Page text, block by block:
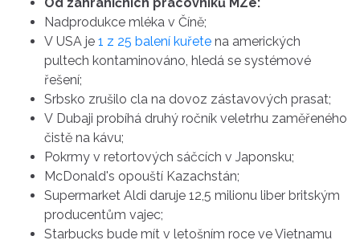
Nadprodukce mléka v Číně;
V USA je 1 z 25 balení kuřete na amerických
pultech kontaminováno, hledá se systémové
řešení;
Srbsko zrušilo cla na dovoz zástavových prasat;
V Dubaji probíhá druhý ročník veletrhu zaměřeného
čistě na kávu;
Pokrmy v retortových sáčcích v Japonsku;
McDonald's opouští Kazachstán;
Supermarket Aldi daruje 12,5 milionu liber britským
producentům vajec;
Starbucks bude mít v letošním roce ve Vietnamu